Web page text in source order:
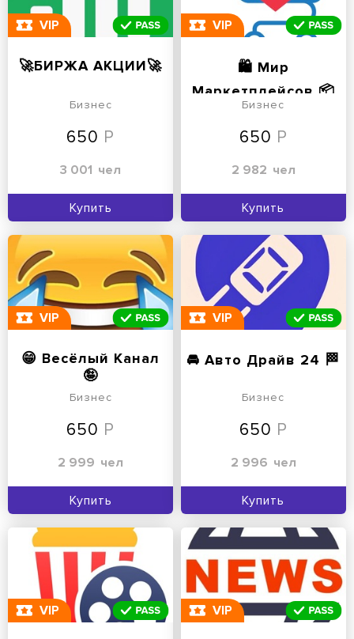
VIP
🚀БИРЖА АКЦИИ🚀
Бизнес
650
3 001 чел
Купить
VIP
🛍 Мир
Маркетплейсов 📦
Бизнес
650
2 982 чел
Купить
VIP
😁 Весёлый Канал
🤪
Бизнес
650
2 999 чел
Купить
VIP
🚘 Авто Драйв 24 🏁
Бизнес
650
2 996 чел
Купить
VIP VIP